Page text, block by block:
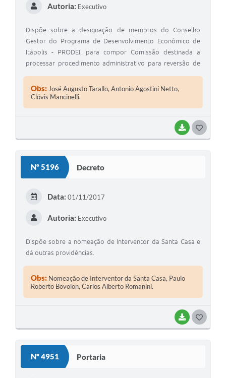
BAIXAR
Autoria: Executivo
Dispõe sobre a designação de membros do Conselho
Gestor do Programa de Desenvolvimento Econômico de
Itápolis - PRODEI, para compor Comissão destinada a
processar procedimento administrativo para reversão de
2.787/2011.
Obs:José Augusto Tarallo, Antonio Agostini Netto,
Clóvis Mancinelli.
Nº 5196 Decreto
BAIXAR
Data: 01/11/2017
Autoria: Executivo
Dispõe sobre a nomeação de Interventor da Santa Casa e
dá outras providências.
Obs: Nomeação de Interventor da Santa Casa, Paulo
Roberto Bovolon, Carlos Alberto Romanini.
Nº 4951 Portaria